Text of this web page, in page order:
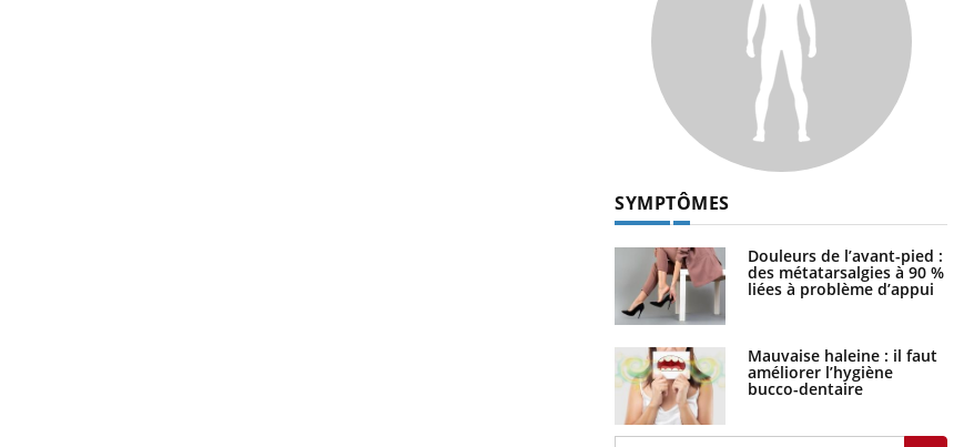
SYMPTÔMES
Douleurs de l’avant-pied :
des métatarsalgies à 90 %
liées à problème d’appui
Mauvaise haleine : il faut
améliorer l’hygiène
bucco-dentaire